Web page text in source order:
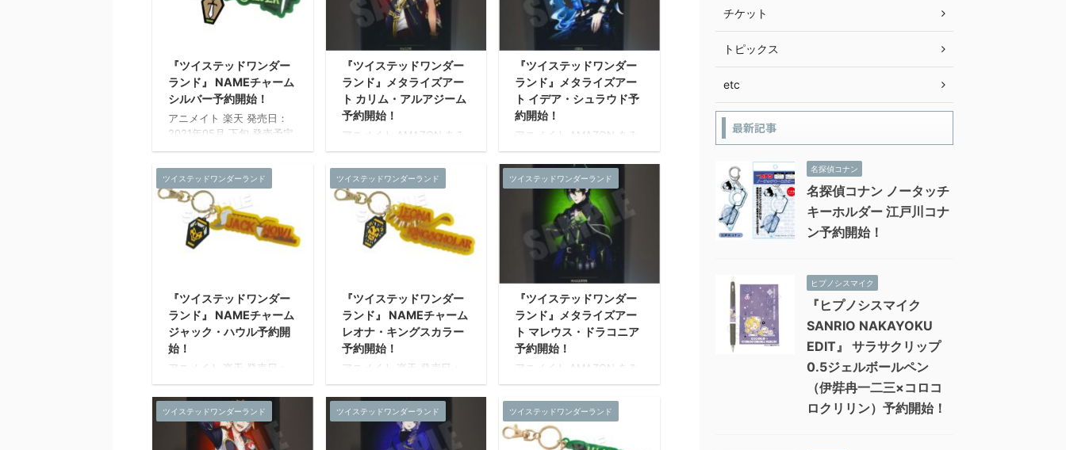
美術作品で仕様される表現
技術を採用し、色鮮やか色
とは?】 通常印刷やインク
ジェットプリントでは表現
が難しいRGB色域を再現で
きる特殊な印刷技術を用
い、モニタ等のデジタル表
仕事で仕上げを施したメタ
リック調のプレミアムアー
ト ...
『ツイステッドワンダー
ランド』 NAMEチャーム
シルバー予約開始！
アニメイト 楽天 発売日：
2021年05月 下旬 発売予定
サイズ：約W100mm～
脂・アクリル 発売元：株式
会社マズル
『ツイステッドワンダー
ランド』メタライズアー
ト カリム・アルアジーム
予約開始！
アニメイト AMAZON あみ
あみ ホビーストック 楽天
発売日：2021年04月 上旬
発売予定 『ツイステッドワ
ンダーランド』のメタライ
ズアートが新登場。 各寮の
生徒の寮服姿をデザイン。
美術作品で仕様される表現
技術を採用し、色鮮やか色
とは?】 通常印刷やインク
ジェットプリントでは表現
が難しいRGB色域を再現で
きる特殊な印刷技術を用
い、モニタ等のデジタル表
仕事で仕上げを施したメタ
リック調のプレミアムアー
『ツイステッドワンダー
ランド』メタライズアー
ト イデア・シュラウド予
約開始！
アニメイト AMAZON あみ
あみ ホビーストック 楽天
発売日：2021年04月 上旬
発売予定 『ツイステッドワ
ンダーランド』のメタライ
ズアートが新登場。 各寮の
生徒の寮服姿をデザイン。
美術作品で仕様される表現
技術を採用し、色鮮やか色
彩表現が可能なアート作品
です。 【メタライズアート
とは?】 通常印刷やインク
ジェットプリントでは表現
が難しいRGB色域を再現で
きる特殊な印刷技術を用
い、モニタ等のデジタル表
仕事で仕上げを施したメタ
リック調のプレミアムアー
ト ...
ツイステッドワンダーランド
『ツイステッドワンダー
ランド』 NAMEチャーム
ジャック・ハウル予約開
始！
アニメイト 楽天 発売日：
2021年05月 下旬 発売予定
サイズ：約W100mm～
150mm 素材：ラバー樹
脂・アクリル 発売元：株式
会社マズル
ツイステッドワンダーランド
『ツイステッドワンダー
ランド』 NAMEチャーム
レオナ・キングスカラー
予約開始！
アニメイト 楽天 発売日：
2021年05月 下旬 発売予定
サイズ：約W100mm～
150mm 素材：ラバー樹
脂・アクリル 発売元：株式
会社マズル
ツイステッドワンダーランド
『ツイステッドワンダー
ランド』メタライズアー
ト マレウス・ドラコニア
予約開始！
アニメイト AMAZON あみ
あみ ホビーストック 楽天
発売予定 『ツイステッドワ
ンダーランド』のメタライ
ズアートが新登場。 各寮の
ツイステッドワンダーランド ツイステッドワンダーランド ツイステッドワンダーランド
チケット
トピックス
etc
最新記事
名探偵コナン
名探偵コナン ノータッチ
キーホルダー 江戸川コナ
ン予約開始！
ヒプノシスマイク
『ヒプノシスマイク
SANRIO NAKAYOKU
EDIT』 サラサクリップ
0.5ジェルボールペン
（伊弉冉一二三×コロコ
ロクリリン）予約開始！